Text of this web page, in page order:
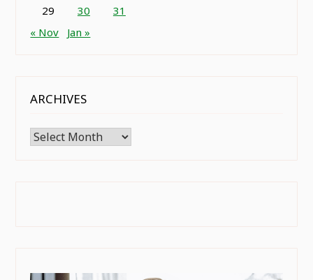
29
30
31
« Nov
Jan »
ARCHIVES
Archives